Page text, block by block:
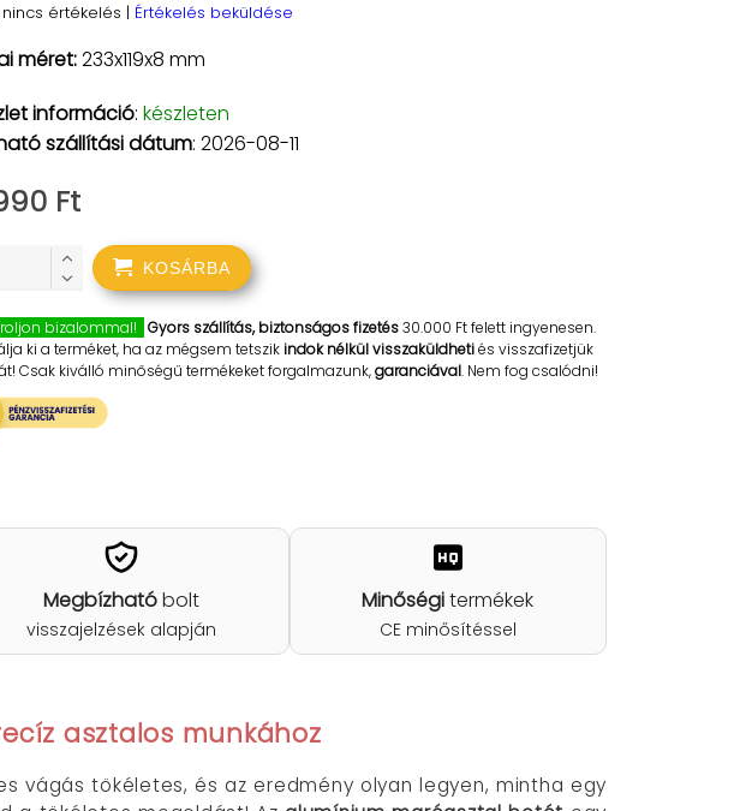
értékelés | Értékelés beküldése
méret:233x119x8 mm
információ: készleten
szállítási dátum: 2026-08-11
Ft
KOSÁRBA
bizalommal! Gyors szállítás, biztonságos fizetés30.000 Ft felett ingyenesen.
ki a terméket, ha az mégsem tetszikindok nélkül visszaküldhetiés visszafizetjük
Csak kiválló minőségű termékeket forgalmazunk,garanciával. Nem fog csalódni!
Megbízhatóbolt
visszajelzések alapján
Minőségitermékek
CE minősítéssel
asztalos munkához
vágás tökéletes, és az eredmény olyan legyen, mintha egy